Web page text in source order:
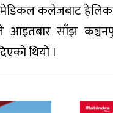
कलेजबाट
आइतबार साँझ
थियो ।